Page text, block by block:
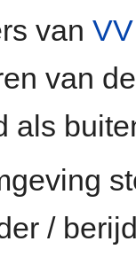
van
van
als
/